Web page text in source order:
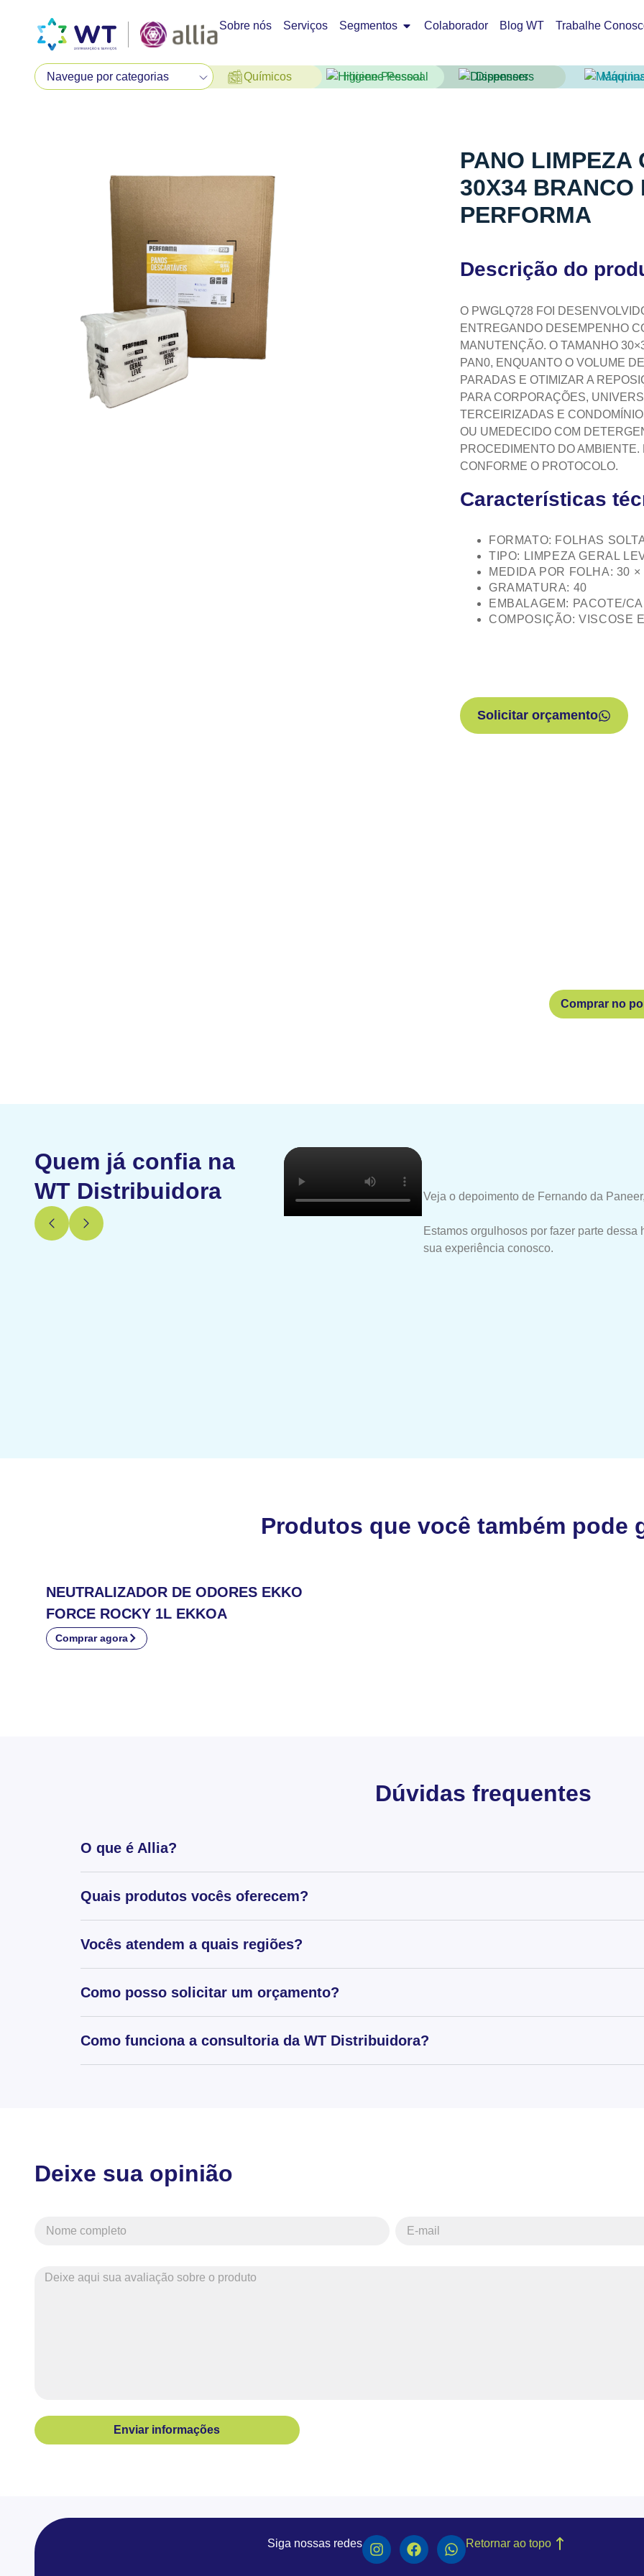
Sobre nós Serviços Segmentos Colaborador Blog WT Trabalhe
Químicos Higiene Pessoal Dispensers
PANO LIMPEZA
30X34 BRANCO
PERFORMA
Descrição do
O PWGLQ728 FOI
ENTREGANDO DESEMPENHO
MANUTENÇÃO. O TAMANHO
PAN0, ENQUANTO O VOLUME
PARADAS E OTIMIZAR A
PARA CORPORAÇÕES,
TERCEIRIZADAS E
OU UMEDECIDO COM
PROCEDIMENTO DO
CONFORME O PROTOCOLO.
Características
FORMATO: FOLHAS
TIPO: LIMPEZA GERAL
MEDIDA POR FOLHA: 30 ×
GRAMATURA: 40
EMBALAGEM: PACOTE/
COMPOSIÇÃO: VISCOSE
Solicitar orçamento
Comprar no
Quem já confia na
WT Distribuidora
Veja o depoimento de Fernando da
Estamos orgulhosos por fazer parte
sua experiência conosco.
Produtos que você também pode
NEUTRALIZADOR DE ODORES EKKO
FORCE ROCKY 1L EKKOA
Comprar agora
Dúvidas frequentes
O que é Allia?
Quais produtos vocês oferecem?
Vocês atendem a quais regiões?
Como posso solicitar um orçamento?
Como funciona a consultoria da WT Distribuidora?
Deixe sua opinião
Enviar informações
Siga nossas redes Retornar ao topo